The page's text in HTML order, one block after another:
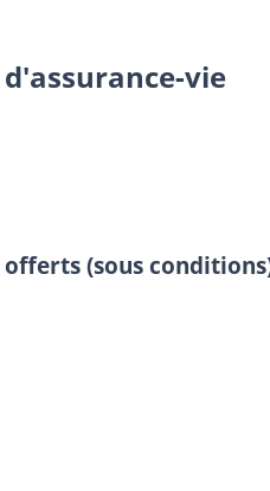
vie
offerts (sous